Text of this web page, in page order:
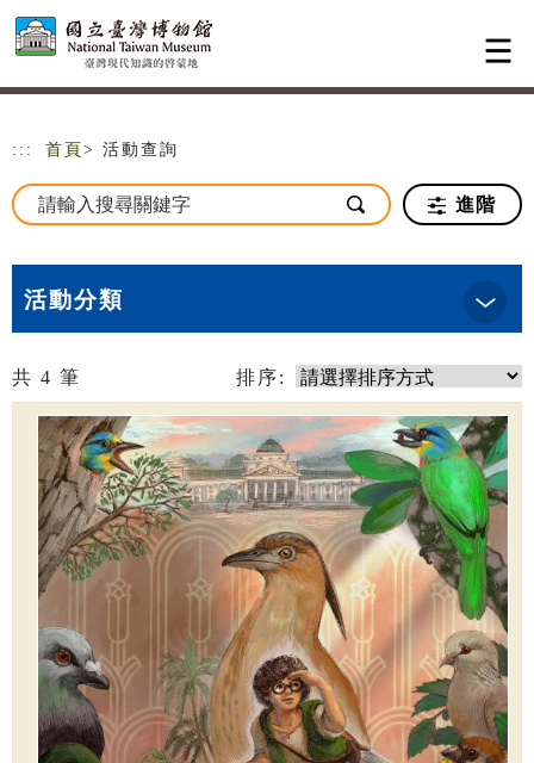
跳到主要內容
網站導覽
::: 首頁 > 活動查詢
進階
活動分類
共 4 筆 排序: